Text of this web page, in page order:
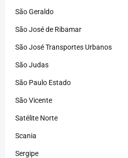
São Geraldo
São José de Ribamar
São José Transportes Urbanos
São Judas
São Paulo Estado
São Vicente
Satélite Norte
Scania
Sergipe